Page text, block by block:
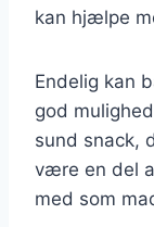
kan hjælpe
Endelig kan
god
sund snack,
være en del
med som